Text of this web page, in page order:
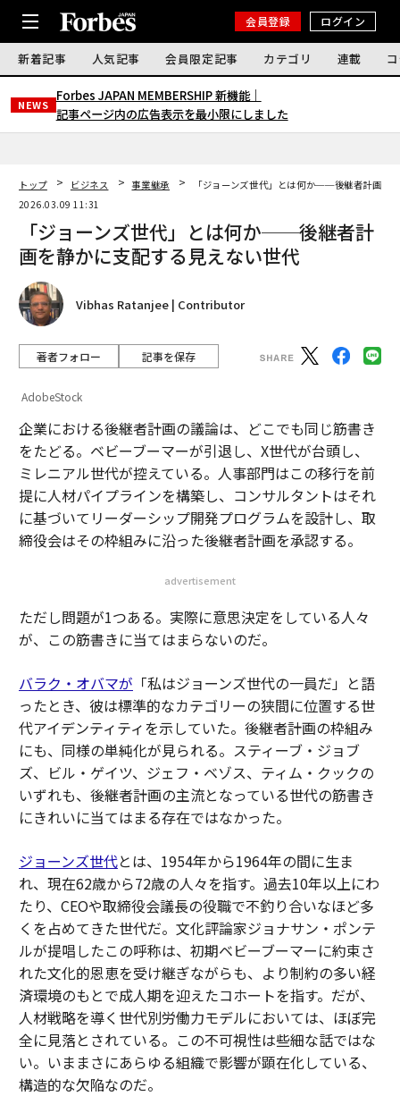
会員登録 ログイン
新着記事 人気記事 会員限定記事 カテゴリ 連載
NEWS
Forbes JAPAN MEMBERSHIP 新機能｜
記事ページ内の広告表示を最小限にしました
トップ ビジネス 事業継承
「ジョーンズ世代」とは何か──後継者計画を
2026.03.09 11:31
「ジョーンズ世代」とは何か──後継者計
画を静かに支配する見えない世代
Vibhas Ratanjee | Contributor
著者フォロー 記事を保存
AdobeStock
企業における後継者計画の議論は、どこでも同じ筋書き
をたどる。ベビーブーマーが引退し、X世代が台頭し、
ミレニアル世代が控えている。人事部門はこの移行を前
提に人材パイプラインを構築し、コンサルタントはそれ
に基づいてリーダーシップ開発プログラムを設計し、取
締役会はその枠組みに沿った後継者計画を承認する。
advertisement
ただし問題が1つある。実際に意思決定をしている人々
が、この筋書きに当てはまらないのだ。
バラク・オバマが 「私はジョーンズ世代の一員だ」と語
ったとき、彼は標準的なカテゴリーの狭間に位置する世
代アイデンティティを示していた。後継者計画の枠組み
にも、同様の単純化が見られる。スティーブ・ジョブ
ズ、ビル・ゲイツ、ジェフ・ベゾス、ティム・クックの
いずれも、後継者計画の主流となっている世代の筋書き
にきれいに当てはまる存在ではなかった。
ジョーンズ世代とは、1954年から1964年の間に生ま
れ、現在62歳から72歳の人々を指す。過去10年以上にわ
たり、CEOや取締役会議長の役職で不釣り合いなほど多
くを占めてきた世代だ。文化評論家ジョナサン・ポンテ
ルが提唱したこの呼称は、初期ベビーブーマーに約束さ
れた文化的恩恵を受け継ぎながらも、より制約の多い経
済環境のもとで成人期を迎えたコホートを指す。だが、
人材戦略を導く世代別労働力モデルにおいては、ほぼ完
全に見落とされている。この不可視性は些細な話ではな
い。いままさにあらゆる組織で影響が顕在化している、
構造的な欠陥なのだ。